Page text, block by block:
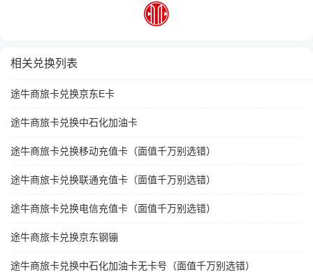
相关兑换列表
途牛商旅卡兑换京东E卡
途牛商旅卡兑换中石化加油卡
途牛商旅卡兑换移动充值卡（面值千万别选错）
途牛商旅卡兑换联通充值卡（面值千万别选错）
途牛商旅卡兑换电信充值卡（面值千万别选错）
途牛商旅卡兑换京东钢镚
途牛商旅卡兑换中石化加油卡无卡号（面值千万别选错）